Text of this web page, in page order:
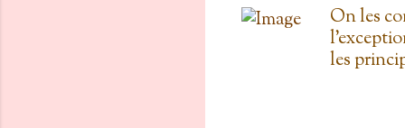
qu'au
de
carré! 3.
On les
les